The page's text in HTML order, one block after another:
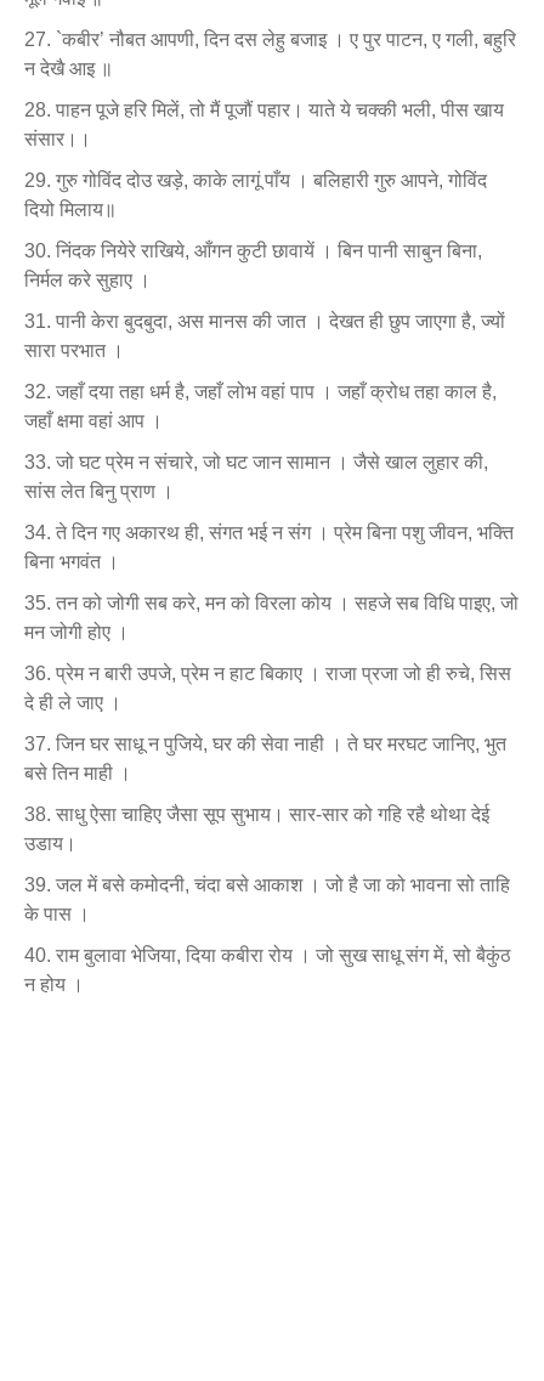
`कबीर’ नौबत आपणी, दिन दस लेहु बजाइ । ए पुर पाटन, ए गली, बहुरि
न देखै आइ ॥
पाहन पूजे हरि मिलें, तो मैं पूजौं पहार। याते ये चक्की भली, पीस खाय
संसार।।
गुरु गोविंद दोउ खड़े, काके लागूं पाँय । बलिहारी गुरु आपने, गोविंद
दियो मिलाय॥
निंदक नियेरे राखिये, आँगन कुटी छावायें । बिन पानी साबुन बिना,
निर्मल करे सुहाए ।
पानी केरा बुदबुदा, अस मानस की जात । देखत ही छुप जाएगा है, ज्यों
सारा परभात ।
जहाँ दया तहा धर्म है, जहाँ लोभ वहां पाप । जहाँ क्रोध तहा काल है,
जहाँ क्षमा वहां आप ।
जो घट प्रेम न संचारे, जो घट जान सामान । जैसे खाल लुहार की,
सांस लेत बिनु प्राण ।
ते दिन गए अकारथ ही, संगत भई न संग । प्रेम बिना पशु जीवन, भक्ति
बिना भगवंत ।
तन को जोगी सब करे, मन को विरला कोय । सहजे सब विधि पाइए, जो
मन जोगी होए ।
प्रेम न बारी उपजे, प्रेम न हाट बिकाए । राजा प्रजा जो ही रुचे, सिस
दे ही ले जाए ।
जिन घर साधू न पुजिये, घर की सेवा नाही । ते घर मरघट जानिए, भुत
बसे तिन माही ।
साधु ऐसा चाहिए जैसा सूप सुभाय। सार-सार को गहि रहै थोथा देई
उडाय।
जल में बसे कमोदनी, चंदा बसे आकाश । जो है जा को भावना सो ताहि
के पास ।
राम बुलावा भेजिया, दिया कबीरा रोय । जो सुख साधू संग में, सो बैकुंठ
न होय ।